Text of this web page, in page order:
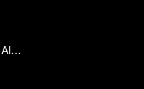
Porquê trabalhar com a Rede Aluminier TECHNAL?